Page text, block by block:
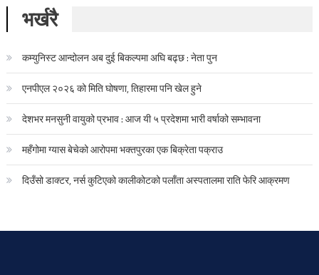
भर्खरै
कम्युनिस्ट आन्दोलन अब दुई बिकल्पमा अघि बढ्छ : नेता पुन
एनपीएल २०२६ को मिति घोषणा, तिहारमा पनि खेल हुने
देशभर मनसुनी वायुको प्रभाव : आज यी ५ प्रदेशमा भारी वर्षाको सम्भावना
महँगोमा ग्यास बेचेको आरोपमा भक्तपुरका एक बिक्रेता पक्राउ
दिउँसो डाक्टर, नर्स कुटिएको कालीकोटको पलाँता अस्पतालमा राति फेरि आक्रमण